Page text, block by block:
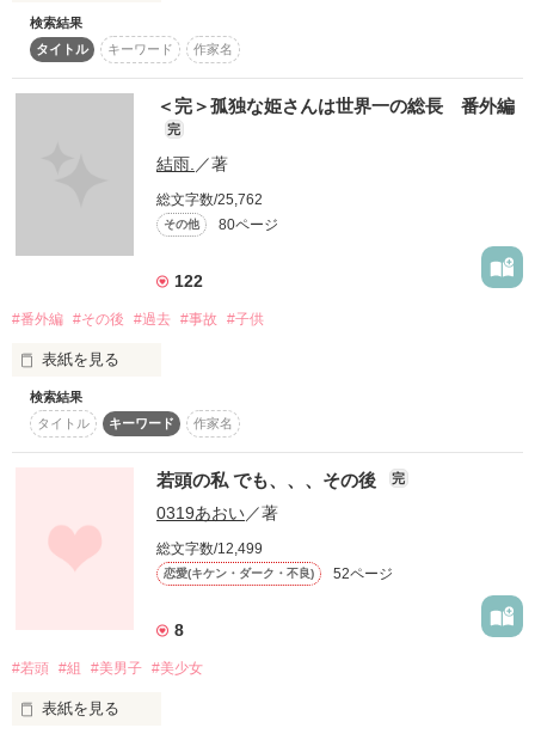
不安も寂しさも誘惑もいっぱいで
『幼なじみの甘い××。』
「余計なこと考えないで、
オレにだけ集中しろ」
★☆★
『レンタルな関係。』
唯衣＆流川＆オネエ
作品を読む
千紗と涼のその後のお話しです。
2人の幸せな時間をお届けしたくて書いてみました。
作品を読む
検索結果
タイトル
キーワード 作家名
＜完＞孤独な姫さんは世界一の総長 番外編
完
結雨. ／著
総文字数/25,762
その他 80ページ
122
#番外編 #その後 #過去 #事故 #子供
表紙を見る
~番外編~
佐景　紀優-sakage kiyu-
「・・ッ・・血・・」
佐景　紗奈恵-sakage sanae-
検索結果
タイトル
キーワード 作家名
若頭の私 でも、、、その後 完
0319あおい／著
総文字数/12,499
恋愛(キケン・ダーク・不良) 52ページ
8
#若頭 #組 #美男子 #美少女
表紙を見る